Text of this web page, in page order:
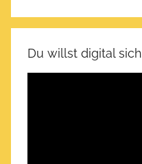
Du willst digital